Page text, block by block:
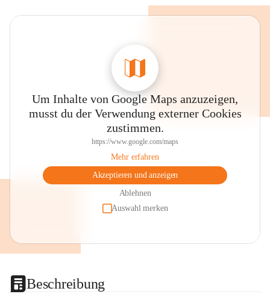
Um Inhalte von Google Maps anzuzeigen,
musst du der Verwendung externer Cookies
zustimmen.
https://www.google.com/maps
Mehr erfahren
Akzeptieren und anzeigen
Ablehnen
Auswahl merken
Beschreibung